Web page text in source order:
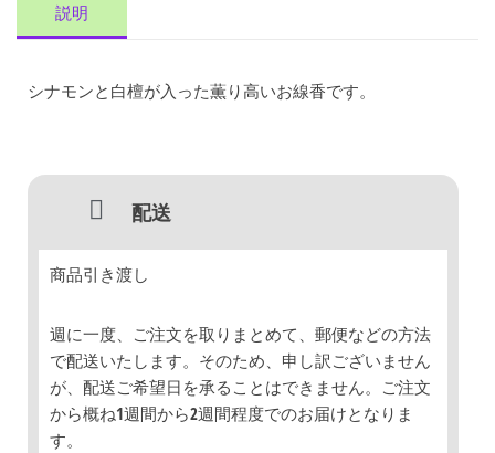
説明
シナモンと白檀が入った薫り高いお線香です。
配送
商品引き渡し
週に一度、ご注文を取りまとめて、郵便などの方法
で配送いたします。そのため、申し訳ございません
が、配送ご希望日を承ることはできません。ご注文
から概ね1週間から2週間程度でのお届けとなりま
す。